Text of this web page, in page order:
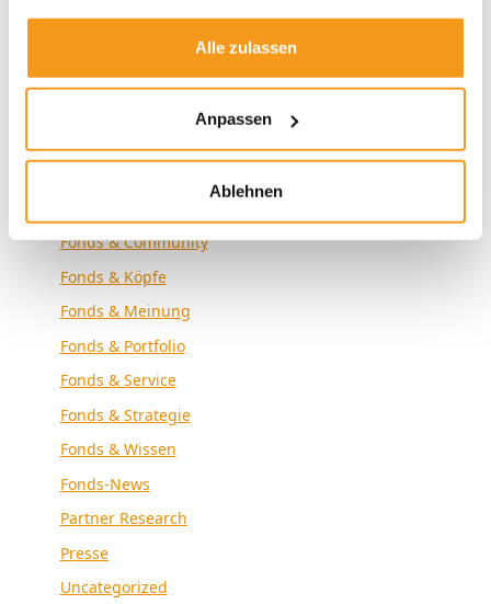
Alle zulassen
Anpassen
Ablehnen
Fonds & Community
Fonds & Köpfe
Fonds & Meinung
Fonds & Portfolio
Fonds & Service
Fonds & Strategie
Fonds & Wissen
Fonds-News
Partner Research
Presse
Uncategorized